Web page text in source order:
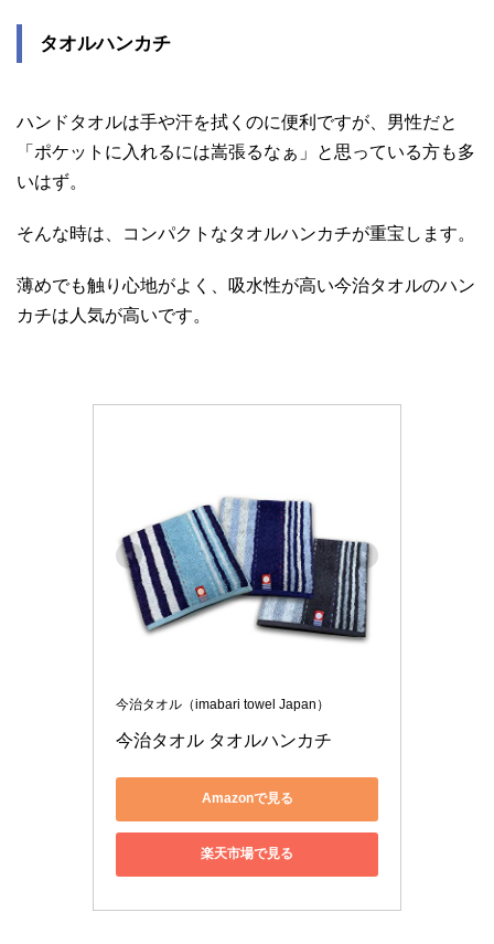
タオルハンカチ
ハンドタオルは手や汗を拭くのに便利ですが、男性だと
「ポケットに入れるには嵩張るなぁ」と思っている方も多
いはず。
そんな時は、コンパクトなタオルハンカチが重宝します。
薄めでも触り心地がよく、吸水性が高い今治タオルのハン
カチは人気が高いです。
今治タオル（imabari towel Japan）
今治タオル タオルハンカチ
Amazonで見る
楽天市場で見る